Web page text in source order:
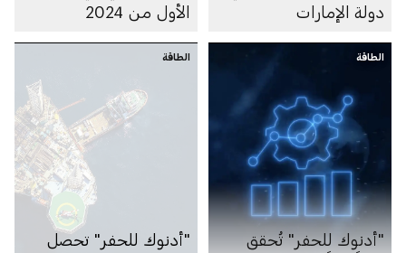
دولة الإمارات
الأول من 2024
الطاقة
"أدنوك للحفر" تُحقق
الطاقة
"أدنوك للحفر" تحصل